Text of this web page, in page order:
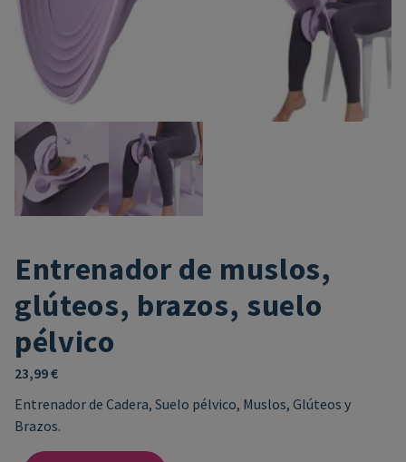
Entrenador de muslos,
glúteos, brazos, suelo
pélvico
23,99€
Entrenador de Cadera, Suelo pélvico, Muslos, Glúteos y
Brazos.